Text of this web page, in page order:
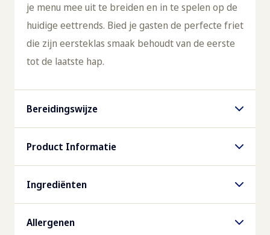
je menu mee uit te breiden en in te spelen op de
huidige eettrends. Bied je gasten de perfecte friet
die zijn eersteklas smaak behoudt van de eerste
tot de laatste hap.
Bereidingswijze
Combi steamer
Convectie 200°C, 12-15 min.
Friteuse
Max. 175°C, portie ca. 500g, 3-3½ min.
Product Informatie
Artikelnummmer
809566
Ingrediënten
aardappelzetmeel, rijstemeel, aroma, dextrine,
Allergenen